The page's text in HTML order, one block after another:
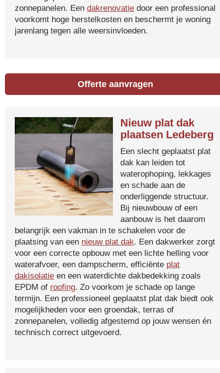
zonnepanelen. Een dakrenovatie door een professional
voorkomt hoge herstelkosten en beschermt je woning
jarenlang tegen alle weersinvloeden.
Offerte aanvragen
Nieuw plat dak
plaatsen Ledeberg
Een slecht geplaatst plat
dak kan leiden tot
waterophoping, lekkages
en schade aan de
onderliggende structuur.
Bij nieuwbouw of een
aanbouw is het daarom
belangrijk een vakman in te schakelen voor de
plaatsing van een nieuw plat dak. Een dakwerker zorgt
voor een correcte opbouw met een lichte helling voor
waterafvoer, een dampscherm, efficiënte plat
dakisolatie en een waterdichte dakbedekking zoals
EPDM of roofing. Zo voorkom je schade op lange
termijn. Een professioneel geplaatst plat dak biedt ook
mogelijkheden voor een groendak, terras of
zonnepanelen, volledig afgestemd op jouw wensen én
technisch correct uitgevoerd.